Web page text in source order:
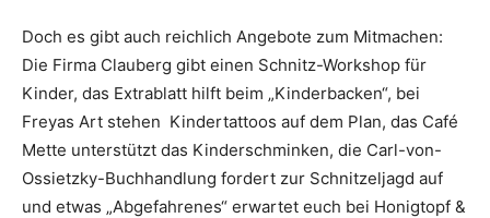
Doch es gibt auch reichlich Angebote zum Mitmachen:
Die Firma Clauberg gibt einen Schnitz-Workshop für
Kinder, das Extrablatt hilft beim „Kinderbacken“, bei
Freyas Art stehen Kindertattoos auf dem Plan, das Café
Mette unterstützt das Kinderschminken, die Carl-von-
Ossietzky-Buchhandlung fordert zur Schnitzeljagd auf
und etwas „Abgefahrenes“ erwartet euch bei Honigtopf &